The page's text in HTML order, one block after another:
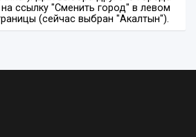
ссылку "Сменить город" в левом
(сейчас выбран "Акалтын").